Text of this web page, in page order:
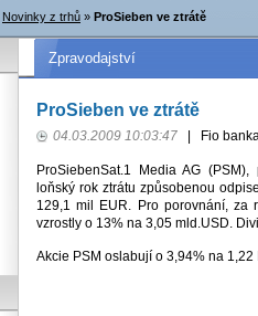
Novinky z trhů » ProSieben ve ztrátě
Zpravodajství
ProSieben ve ztrátě
04.03.2009 10:03:47 Fio
ProSiebenSat.1 Media AG
loňský rok ztrátu způsobenou
129,1 mil EUR. Pro porovnání, za
vzrostly o 13% na 3,05 mld.USD.
Akcie PSM oslabují o 3,94% na 1,22